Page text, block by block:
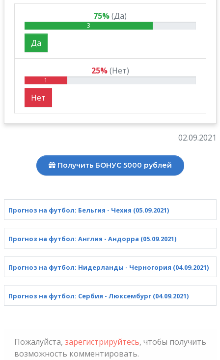
75%(Да)
3
Да
25% (Нет)
1
Нет
02.09.2021
Получить БОНУС 5000 рублей
Прогноз на футбол: Бельгия - Чехия (05.09.2021)
Прогноз на футбол: Англия - Андорра (05.09.2021)
Прогноз на футбол: Нидерланды - Черногория (04.09.2021)
Прогноз на футбол: Сербия - Люксембург (04.09.2021)
Пожалуйста, зарегистрируйтесь, чтобы получить
возможность комментировать.